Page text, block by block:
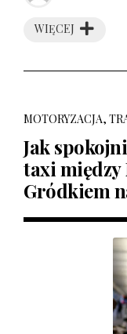
WIĘCEJ
MOTORYZACJA,
Jak
taxi między
Gródkiem